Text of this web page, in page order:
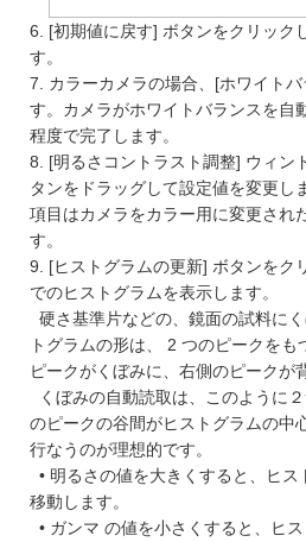
6. [初期値に戻す] ボタンをクリック
す。
7. カラーカメラの場合、[ホワイト
す。カメラがホワイトバランスを自
程度で完了します。
8. [明るさコントラスト調整] ウィン
タンをドラッグして設定値を変更し
項目はカメラをカラー用に変更され
す。
9. [ヒストグラムの更新] ボタンをク
でのヒストグラムを表示します。
硬さ基準片などの、鏡面の試料に
トグラムの形は、 2 つのピークを
ピークがくぼみに、右側のピークが
くぼみの自動読取は、このように
のピークの谷間がヒストグラムの中
行なうのが理想的です。
• 明るさの値を大きくすると、ヒ
移動します。
• ガンマ の値を小さくすると、ヒ